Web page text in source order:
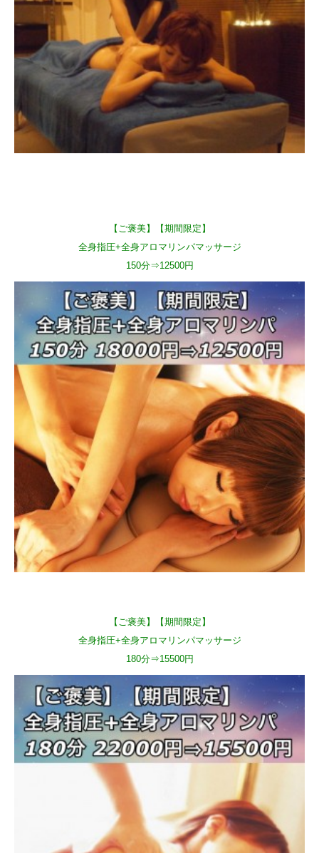
【ご褒美】【期間限定】
全身指圧+全身アロマリンパマッサージ
150分⇒12500円
【ご褒美】【期間限定】
全身指圧+全身アロマリンパマッサージ
180分⇒15500円